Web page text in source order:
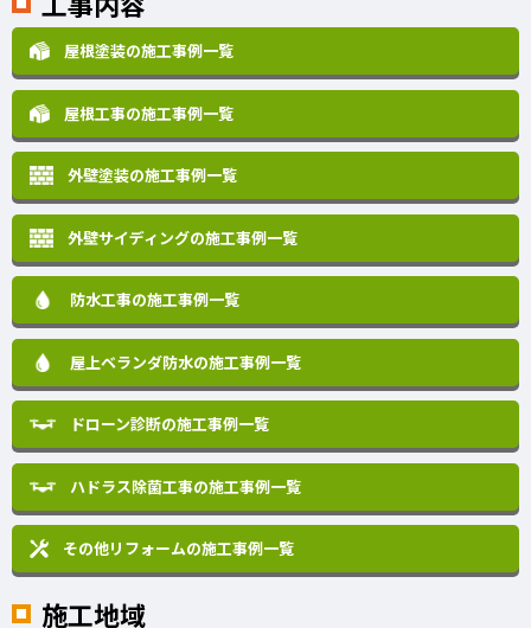
屋根塗装の施工事例一覧
屋根工事の施工事例一覧
外壁塗装の施工事例一覧
外壁サイディングの施工事例一覧
防水工事の施工事例一覧
屋上ベランダ防水の施工事例一覧
ドローン診断の施工事例一覧
ハドラス除菌工事の施工事例一覧
その他リフォームの施工事例一覧
施工地域